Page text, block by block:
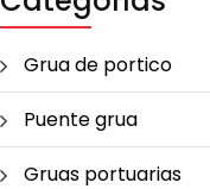
Grua de portico
Puente grua
Gruas portuarias